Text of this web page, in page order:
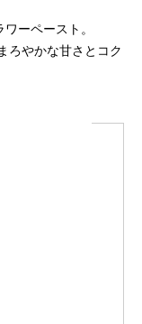
ーペースト。
ろやかな甘さとコク